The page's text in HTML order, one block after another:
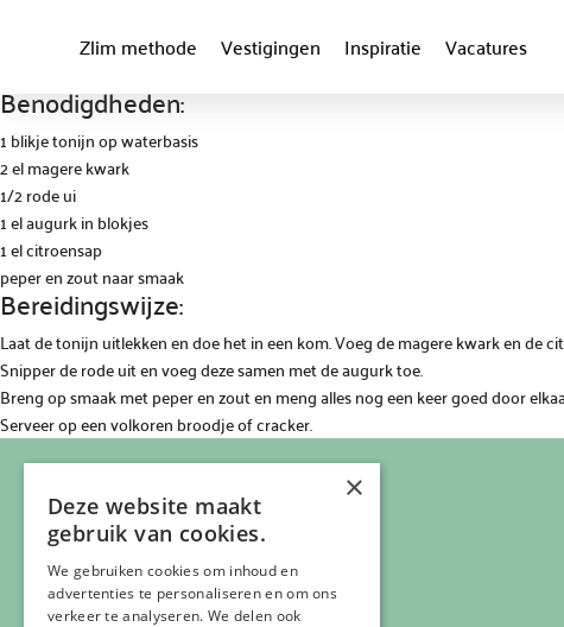
Zlim methode Vestigingen Inspiratie Vacatures
Benodigdheden:
1 blikje tonijn op waterbasis
2 el magere kwark
1/2 rode ui
1 el augurk in blokjes
1 el citroensap
peper en zout naar smaak
Bereidingswijze:
Laat de tonijn uitlekken en doe het in een kom. Voeg de magere kwark en de
Snipper de rode uit en voeg deze samen met de augurk toe.
Breng op smaak met peper en zout en meng alles nog een keer goed door
Serveer op een volkoren broodje of cracker.
×
Deze website maakt
gebruik van cookies.
We gebruiken cookies om inhoud en
advertenties te personaliseren en om ons
verkeer te analyseren. We delen ook